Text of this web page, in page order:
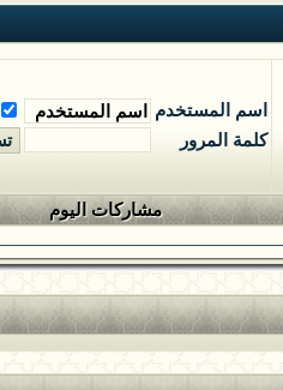
اسم المستخدم
كلمة المرور
مشاركات اليوم